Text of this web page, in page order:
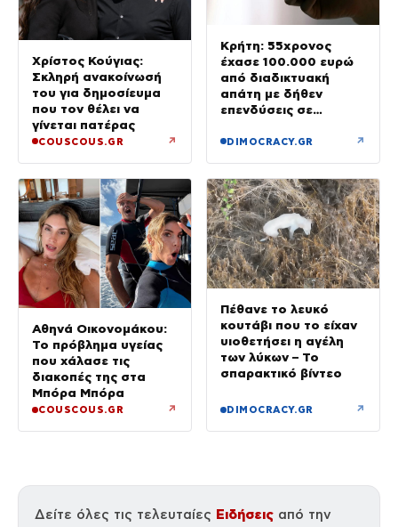
Χρίστος Κούγιας:
Σκληρή ανακοίνωσή
του για δημοσίευμα
που τον θέλει να
γίνεται πατέρας
COUSCOUS.GR ↗
Κρήτη: 55χρονος
έχασε 100.000 ευρώ
από διαδικτυακή
απάτη με δήθεν
επενδύσεις σε
DIMOCRACY.GR ↗
Αθηνά Οικονομάκου:
Το πρόβλημα υγείας
που χάλασε τις
διακοπές της στα
Μπόρα Μπόρα
COUSCOUS.GR ↗
Πέθανε το λευκό
κουτάβι που το είχαν
υιοθετήσει η αγέλη
των λύκων – Το
σπαρακτικό βίντεο
DIMOCRACY.GR ↗
Δείτε όλες τις τελευταίες Ειδήσεις από την